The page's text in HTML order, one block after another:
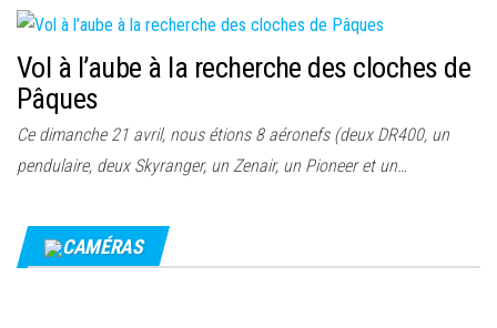
Vol à l’aube à la recherche des cloches de
Pâques
Ce dimanche 21 avril, nous étions 8 aéronefs (deux DR400, un
pendulaire, deux Skyranger, un Zenair, un Pioneer et un…
CAMÉRAS